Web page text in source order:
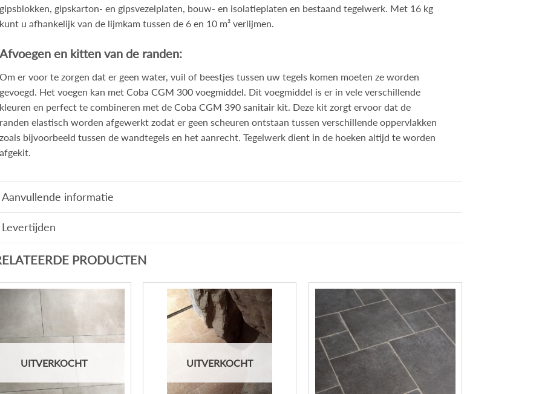
gipsblokken, gipskarton- en gipsvezelplaten, bouw- en isolatieplaten en bestaand tegelwerk. Met 16 kg
kunt u afhankelijk van de lijmkam tussen de 6 en 10 m² verlijmen.
Afvoegen en kitten van de randen:
Om er voor te zorgen dat er geen water, vuil of beestjes tussen uw tegels komen moeten ze worden
gevoegd. Het voegen kan metCoba CGM 300 voegmiddel . Dit voegmiddel is er in vele verschillende
kleuren en perfect te combineren met deCoba CGM 390 sanitair kit . Deze kit zorgt ervoor dat de
randen elastisch worden afgewerkt zodat er geen scheuren ontstaan tussen verschillende oppervlakken
zoals bijvoorbeeld tussen de wandtegels en het aanrecht. Tegelwerk dient in de hoeken altijd te worden
afgekit.
Aanvullende informatie
Levertijden
PRODUCTEN
UITVERKOCHT UITVERKOCHT